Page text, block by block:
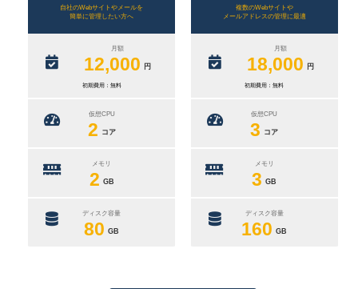
自社のWebサイトやメールを
簡単に管理したい方へ
月額
12,000 円
初期費用：無料
仮想CPU
2 コア
メモリ
2 GB
ディスク容量
80 GB
複数のWebサイトや
メールアドレスの管理に最適
月額
18,000 円
初期費用：無料
仮想CPU
3 コア
メモリ
3 GB
ディスク容量
160 GB